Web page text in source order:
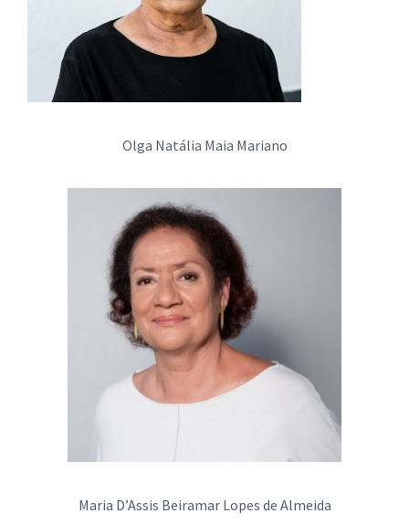
Olga Natália Maia Mariano
Maria D’Assis Beiramar Lopes de Almeida